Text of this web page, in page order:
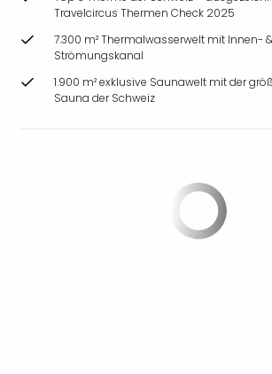
Travelcircus Thermen Check 2025
7.300 m² Thermalwasserwelt mit Innen-
Strömungskanal
1.900 m² exklusive Saunawelt mit der
Sauna der Schweiz